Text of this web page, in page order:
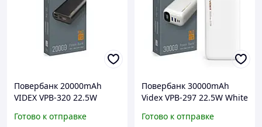
Повербанк 20000mAh
VIDEX VPB-320 22.5W
Готово к отправке
Повербанк 30000mAh
Videx VPB-297 22.5W White
Готово к отправке